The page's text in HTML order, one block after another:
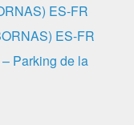
ES-FR
ES-FR
Parking de la